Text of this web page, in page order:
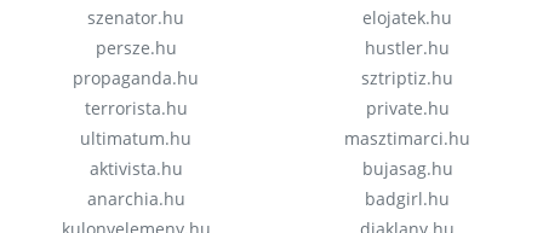
szenator.hu
persze.hu
propaganda.hu
terrorista.hu
ultimatum.hu
aktivista.hu
anarchia.hu
elojatek.hu
hustler.hu
sztriptiz.hu
private.hu
masztimarci.hu
bujasag.hu
badgirl.hu